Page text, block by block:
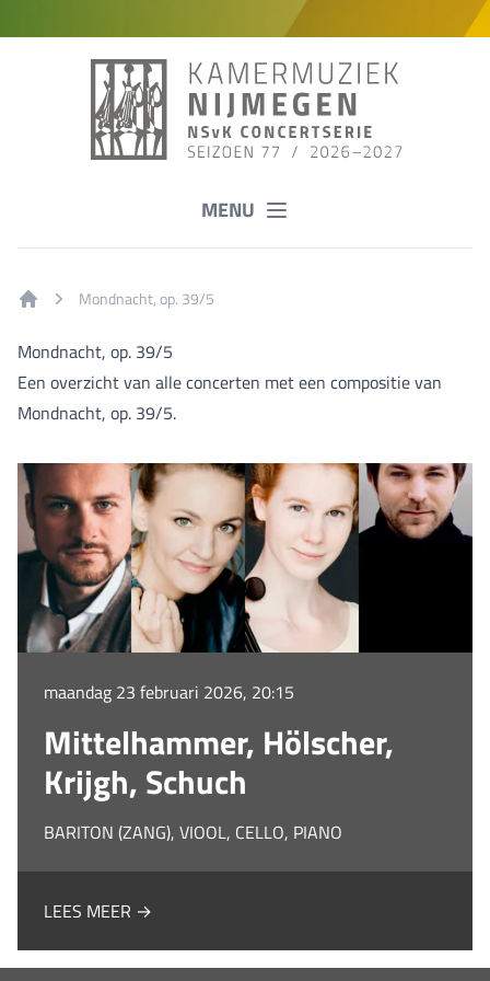
MENU
Mondnacht, op. 39/5
Mondnacht, op. 39/5
Een overzicht van alle concerten met een compositie van
Mondnacht, op. 39/5.
maandag 23 februari 2026, 20:15
Mittelhammer, Hölscher,
Krijgh, Schuch
BARITON (ZANG), VIOOL, CELLO, PIANO
LEES MEER →